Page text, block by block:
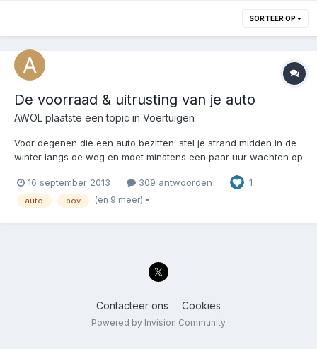
SORTEER OP
De voorraad & uitrusting van je auto
AWOL plaatste een topic in Voertuigen
Voor degenen die een auto bezitten: stel je strand midden in de
winter langs de weg en moet minstens een paar uur wachten op
bij je? Mijn preps zijn ongeveer dit (standaard in auto tijdens de
winter): goede zaklamp + extr...
16 september 2013 309 antwoorden 1
auto bov (en 9 meer)
Contacteer ons Cookies
Powered by Invision Community